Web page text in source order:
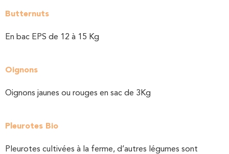
Butternuts
En bac EPS de 12 à 15 Kg
Oignons
Oignons jaunes ou rouges en sac de 3Kg
Pleurotes Bio
Pleurotes cultivées à la ferme, d’autres légumes sont